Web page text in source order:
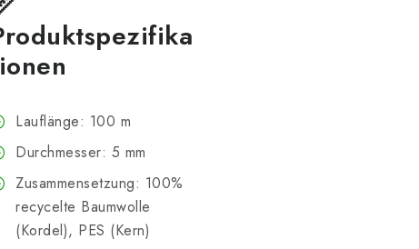
Lauflänge: 100 m
Durchmesser: 5 mm
Zusammensetzung: 100%
recycelte Baumwolle
(Kordel), PES (Kern)